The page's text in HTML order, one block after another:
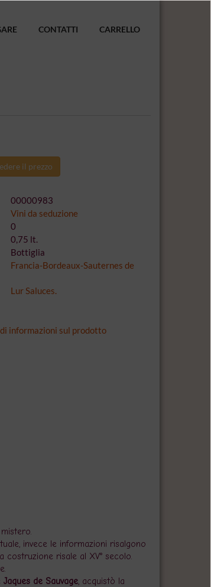
CONTATTI CARRELLO
il prezzo
00000983
Vini da seduzione
0
0,75 lt.
Bottiglia
Francia-Bordeaux-Sauternes de
Lur Saluces.
informazioni sul prodotto
invece le informazioni risalgono
costruzione risale al XV° secolo.
Jaques de Sauvage, acquistò la